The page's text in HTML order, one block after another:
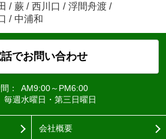
/ 蕨 / 西川口 / 浮間舟渡 /
/ 中浦和
でお問い合わせ
：
AM9:00～PM6:00
毎週水曜日・第三日曜日
会社概要